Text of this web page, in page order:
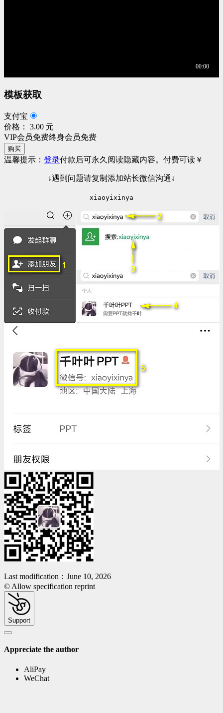
模板获取
支付宝
价格： 3.00 元
VIP会员免费终身会员免费
购买
温馨提示： 登录付款后可永久阅读隐藏内容。 付费可读 ￥
↓遇到问题请复制添加站长微信沟通↓
xiaoyixinya
Last modification：June 10, 2026
© Allow specification reprint
Support
Appreciate the author
AliPay
WeChat